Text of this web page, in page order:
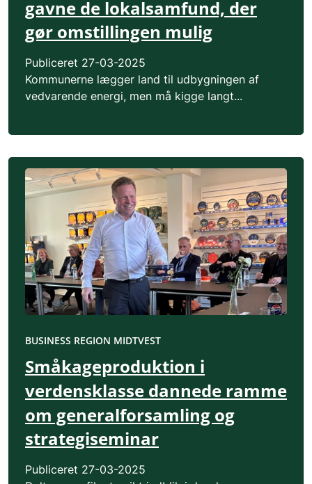
gavne de lokalsamfund, der
gør omstillingen mulig
Publiceret 27-03-2025
Kommunerne lægger land til udbygningen af
vedvarende energi, men må kigge langt...
BUSINESS REGION MIDTVEST
Småkageproduktion i
verdensklasse dannede ramme
om generalforsamling og
strategiseminar
Publiceret 27-03-2025